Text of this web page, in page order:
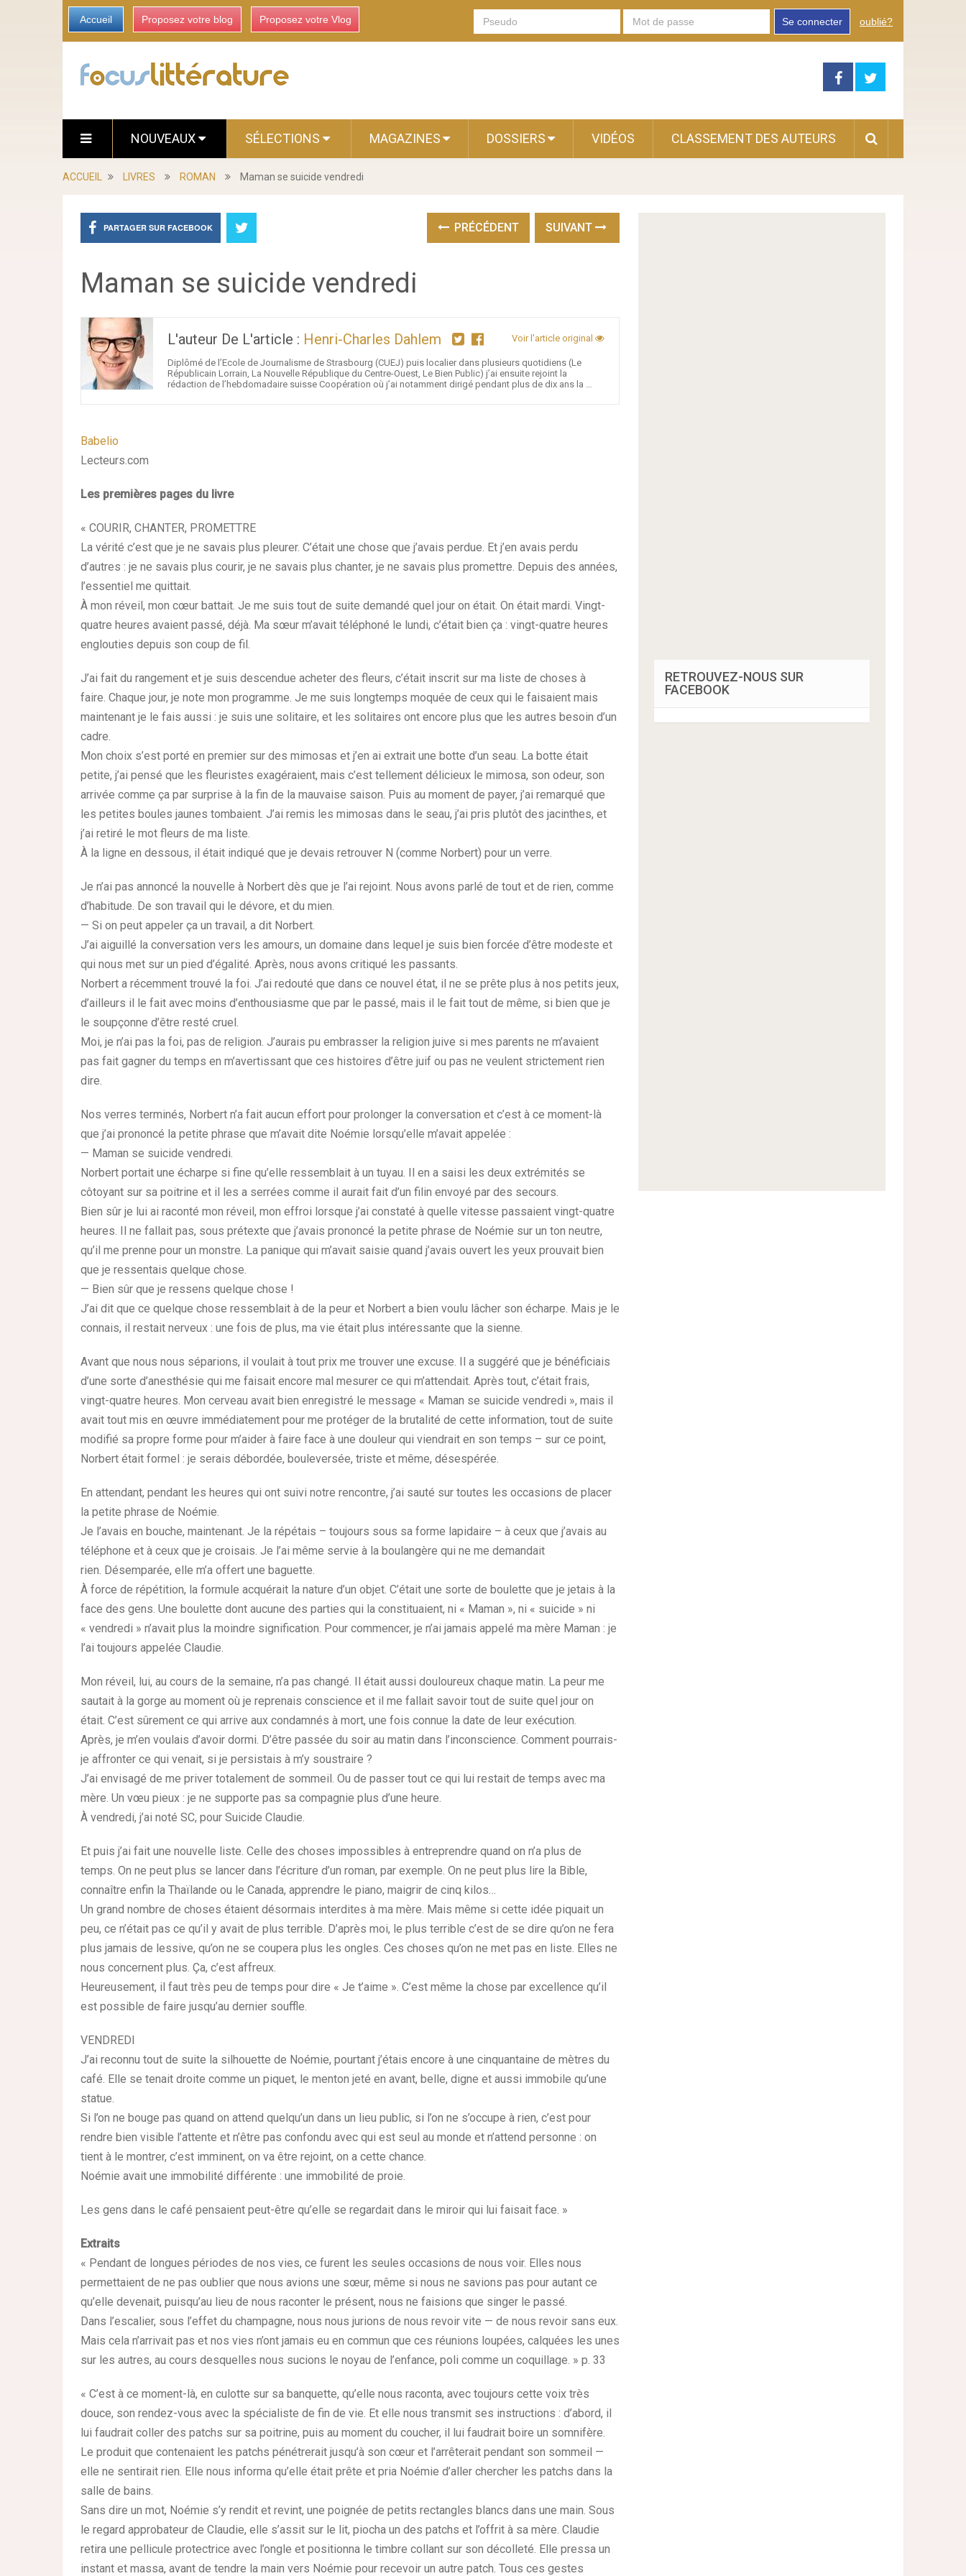
Accueil Proposez votre blog Proposez votre Vlog Se connecter oublié?
NOUVEAUX SÉLECTIONS MAGAZINES DOSSIERS VIDÉOS CLASSEMENT DES AUTEURS
ACCUEIL LIVRES ROMAN Maman se suicide vendredi
PARTAGER SUR FACEBOOK PRÉCÉDENT SUIVANT
Maman se suicide vendredi
L'auteur De L'article : Henri-Charles Dahlem Voir l'article original
Diplômé de l’Ecole de Journalisme de Strasbourg (CUEJ) puis localier dans plusieurs quotidiens (Le
Républicain Lorrain, La Nouvelle République du Centre-Ouest, Le Bien Public) j’ai ensuite rejoint la
rédaction de l’hebdomadaire suisse Coopération où j’ai notamment dirigé pendant plus de dix ans la …
Babelio
Lecteurs.com
Les premières pages du livre
« COURIR, CHANTER, PROMETTRE
La vérité c’est que je ne savais plus pleurer. C’était une chose que j’avais perdue. Et j’en avais perdu
d’autres : je ne savais plus courir, je ne savais plus chanter, je ne savais plus promettre. Depuis des années,
l’essentiel me quittait.
À mon réveil, mon cœur battait. Je me suis tout de suite demandé quel jour on était. On était mardi. Vingt-
quatre heures avaient passé, déjà. Ma sœur m’avait téléphoné le lundi, c’était bien ça : vingt-quatre heures
englouties depuis son coup de fil.
J’ai fait du rangement et je suis descendue acheter des fleurs, c’était inscrit sur ma liste de choses à
faire. Chaque jour, je note mon programme. Je me suis longtemps moquée de ceux qui le faisaient mais
maintenant je le fais aussi : je suis une solitaire, et les solitaires ont encore plus que les autres besoin d’un
cadre.
Mon choix s’est porté en premier sur des mimosas et j’en ai extrait une botte d’un seau. La botte était
petite, j’ai pensé que les fleuristes exagéraient, mais c’est tellement délicieux le mimosa, son odeur, son
arrivée comme ça par surprise à la fin de la mauvaise saison. Puis au moment de payer, j’ai remarqué que
les petites boules jaunes tombaient. J’ai remis les mimosas dans le seau, j’ai pris plutôt des jacinthes, et
j’ai retiré le mot fleurs de ma liste.
À la ligne en dessous, il était indiqué que je devais retrouver N (comme Norbert) pour un verre.
Je n’ai pas annoncé la nouvelle à Norbert dès que je l’ai rejoint. Nous avons parlé de tout et de rien, comme
d’habitude. De son travail qui le dévore, et du mien.
— Si on peut appeler ça un travail, a dit Norbert.
J’ai aiguillé la conversation vers les amours, un domaine dans lequel je suis bien forcée d’être modeste et
qui nous met sur un pied d’égalité. Après, nous avons critiqué les passants.
Norbert a récemment trouvé la foi. J’ai redouté que dans ce nouvel état, il ne se prête plus à nos petits jeux,
d’ailleurs il le fait avec moins d’enthousiasme que par le passé, mais il le fait tout de même, si bien que je
le soupçonne d’être resté cruel.
Moi, je n’ai pas la foi, pas de religion. J’aurais pu embrasser la religion juive si mes parents ne m’avaient
pas fait gagner du temps en m’avertissant que ces histoires d’être juif ou pas ne veulent strictement rien
dire.
Nos verres terminés, Norbert n’a fait aucun effort pour prolonger la conversation et c’est à ce moment-là
que j’ai prononcé la petite phrase que m’avait dite Noémie lorsqu’elle m’avait appelée :
— Maman se suicide vendredi.
Norbert portait une écharpe si fine qu’elle ressemblait à un tuyau. Il en a saisi les deux extrémités se
côtoyant sur sa poitrine et il les a serrées comme il aurait fait d’un filin envoyé par des secours.
Bien sûr je lui ai raconté mon réveil, mon effroi lorsque j’ai constaté à quelle vitesse passaient vingt-quatre
heures. Il ne fallait pas, sous prétexte que j’avais prononcé la petite phrase de Noémie sur un ton neutre,
qu’il me prenne pour un monstre. La panique qui m’avait saisie quand j’avais ouvert les yeux prouvait bien
que je ressentais quelque chose.
— Bien sûr que je ressens quelque chose !
J’ai dit que ce quelque chose ressemblait à de la peur et Norbert a bien voulu lâcher son écharpe. Mais je le
connais, il restait nerveux : une fois de plus, ma vie était plus intéressante que la sienne.
Avant que nous nous séparions, il voulait à tout prix me trouver une excuse. Il a suggéré que je bénéficiais
d’une sorte d’anesthésie qui me faisait encore mal mesurer ce qui m’attendait. Après tout, c’était frais,
vingt-quatre heures. Mon cerveau avait bien enregistré le message « Maman se suicide vendredi », mais il
avait tout mis en œuvre immédiatement pour me protéger de la brutalité de cette information, tout de suite
modifié sa propre forme pour m’aider à faire face à une douleur qui viendrait en son temps – sur ce point,
Norbert était formel : je serais débordée, bouleversée, triste et même, désespérée.
En attendant, pendant les heures qui ont suivi notre rencontre, j’ai sauté sur toutes les occasions de placer
la petite phrase de Noémie.
Je l’avais en bouche, maintenant. Je la répétais – toujours sous sa forme lapidaire – à ceux que j’avais au
téléphone et à ceux que je croisais. Je l’ai même servie à la boulangère qui ne me demandait
rien. Désemparée, elle m’a offert une baguette.
À force de répétition, la formule acquérait la nature d’un objet. C’était une sorte de boulette que je jetais à la
face des gens. Une boulette dont aucune des parties qui la constituaient, ni « Maman », ni « suicide » ni
« vendredi » n’avait plus la moindre signification. Pour commencer, je n’ai jamais appelé ma mère Maman : je
l’ai toujours appelée Claudie.
Mon réveil, lui, au cours de la semaine, n’a pas changé. Il était aussi douloureux chaque matin. La peur me
sautait à la gorge au moment où je reprenais conscience et il me fallait savoir tout de suite quel jour on
était. C’est sûrement ce qui arrive aux condamnés à mort, une fois connue la date de leur exécution.
Après, je m’en voulais d’avoir dormi. D’être passée du soir au matin dans l’inconscience. Comment pourrais-
je affronter ce qui venait, si je persistais à m’y soustraire ?
J’ai envisagé de me priver totalement de sommeil. Ou de passer tout ce qui lui restait de temps avec ma
mère. Un vœu pieux : je ne supporte pas sa compagnie plus d’une heure.
À vendredi, j’ai noté SC, pour Suicide Claudie.
Et puis j’ai fait une nouvelle liste. Celle des choses impossibles à entreprendre quand on n’a plus de
temps. On ne peut plus se lancer dans l’écriture d’un roman, par exemple. On ne peut plus lire la Bible,
connaître enfin la Thaïlande ou le Canada, apprendre le piano, maigrir de cinq kilos…
Un grand nombre de choses étaient désormais interdites à ma mère. Mais même si cette idée piquait un
peu, ce n’était pas ce qu’il y avait de plus terrible. D’après moi, le plus terrible c’est de se dire qu’on ne fera
plus jamais de lessive, qu’on ne se coupera plus les ongles. Ces choses qu’on ne met pas en liste. Elles ne
nous concernent plus. Ça, c’est affreux.
Heureusement, il faut très peu de temps pour dire « Je t’aime ». C’est même la chose par excellence qu’il
est possible de faire jusqu’au dernier souffle.
VENDREDI
J’ai reconnu tout de suite la silhouette de Noémie, pourtant j’étais encore à une cinquantaine de mètres du
café. Elle se tenait droite comme un piquet, le menton jeté en avant, belle, digne et aussi immobile qu’une
statue.
Si l’on ne bouge pas quand on attend quelqu’un dans un lieu public, si l’on ne s’occupe à rien, c’est pour
rendre bien visible l’attente et n’être pas confondu avec qui est seul au monde et n’attend personne : on
tient à le montrer, c’est imminent, on va être rejoint, on a cette chance.
Noémie avait une immobilité différente : une immobilité de proie.
Les gens dans le café pensaient peut-être qu’elle se regardait dans le miroir qui lui faisait face. »
Extraits
« Pendant de longues périodes de nos vies, ce furent les seules occasions de nous voir. Elles nous
permettaient de ne pas oublier que nous avions une sœur, même si nous ne savions pas pour autant ce
qu’elle devenait, puisqu’au lieu de nous raconter le présent, nous ne faisions que singer le passé.
Dans l’escalier, sous l’effet du champagne, nous nous jurions de nous revoir vite — de nous revoir sans eux.
Mais cela n’arrivait pas et nos vies n’ont jamais eu en commun que ces réunions loupées, calquées les unes
sur les autres, au cours desquelles nous sucions le noyau de l’enfance, poli comme un coquillage. » p. 33
« C’est à ce moment-là, en culotte sur sa banquette, qu’elle nous raconta, avec toujours cette voix très
douce, son rendez-vous avec la spécialiste de fin de vie. Et elle nous transmit ses instructions : d’abord, il
lui faudrait coller des patchs sur sa poitrine, puis au moment du coucher, il lui faudrait boire un somnifère.
Le produit que contenaient les patchs pénétrerait jusqu’à son cœur et l’arrêterait pendant son sommeil —
elle ne sentirait rien. Elle nous informa qu’elle était prête et pria Noémie d’aller chercher les patchs dans la
salle de bains.
Sans dire un mot, Noémie s’y rendit et revint, une poignée de petits rectangles blancs dans une main. Sous
le regard approbateur de Claudie, elle s’assit sur le lit, piocha un des patchs et l’offrit à sa mère. Claudie
retira une pellicule protectrice avec l’ongle et positionna le timbre collant sur son décolleté. Elle pressa un
instant et massa, avant de tendre la main vers Noémie pour recevoir un autre patch. Tous ces gestes
RETROUVEZ-NOUS SUR
FACEBOOK